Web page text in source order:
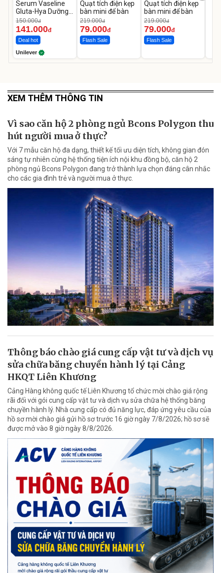
Serum Vaseline
Gluta-Hya Dưỡng
Da Sáng Mịn Sau 7
Ngày
150.000đ
141.000đ
Deal hot
Unilever
Quạt tích điện kẹp
bàn mini để bàn
219.000đ
79.000đ
Flash Sale
Quạt tích điện kẹp
bàn mini để bàn
219.000đ
79.000đ
Flash Sale
XEM THÊM THÔNG TIN
Vì sao căn hộ 2 phòng ngủ Bcons Polygon thu
hút người mua ở thực?
Với 7 mẫu căn hộ đa dạng, thiết kế tối ưu diện tích, không gian đón
sáng tự nhiên cùng hệ thống tiện ích nội khu đồng bộ, căn hộ 2
phòng ngủ Bcons Polygon đang trở thành lựa chọn đáng cân nhắc
cho các gia đình trẻ và người mua ở thực.
Thông báo chào giá cung cấp vật tư và dịch vụ
sửa chữa băng chuyền hành lý tại Cảng
HKQT Liên Khương
Cảng Hàng không quốc tế Liên Khương tổ chức mời chào giá rộng
rãi đối với gói cung cấp vật tư và dịch vụ sửa chữa hệ thống băng
chuyền hành lý. Nhà cung cấp có đủ năng lực, đáp ứng yêu cầu của
hồ sơ mời chào giá gửi hồ sơ trước 16 giờ ngày 7/8/2026; hồ sơ sẽ
được mở vào 8 giờ ngày 8/8/2026.